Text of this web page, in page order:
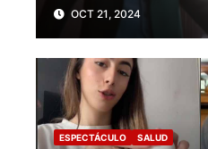
OCT 21, 2024
ESPECTÁCULO SALUD